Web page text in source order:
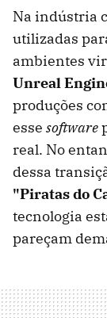
Na indústria
utilizadas
ambientes
Unreal
produções
esse software
real. No
dessa
"Piratas do
tecnologia
pareçam